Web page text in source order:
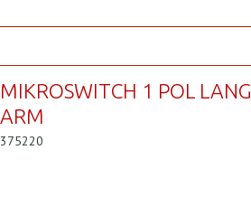
MIKROSWITCH 1 POL LANG
ARM
375220